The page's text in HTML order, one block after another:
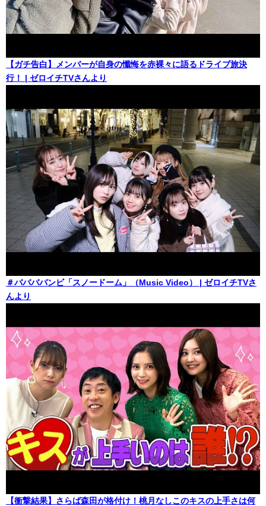
【ガチ告白】メンバーが自身の懺悔を赤裸々に語るドライブ旅決
行！ | ゼロイチTVさんより
＃ババババンビ「スノードーム」（Music Video） | ゼロイチTVさ
んより
【衝撃結果】さらば森田が格付け！桃月なしこのキスの上手さは何